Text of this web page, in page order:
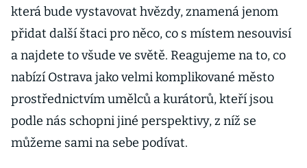
která bude vystavovat hvězdy, znamená jenom
přidat další štaci pro něco, co s místem nesouvisí
a najdete to všude ve světě. Reagujeme na to, co
nabízí Ostrava jako velmi komplikované město
prostřednictvím umělců a kurátorů, kteří jsou
podle nás schopni jiné perspektivy, z níž se
můžeme sami na sebe podívat.